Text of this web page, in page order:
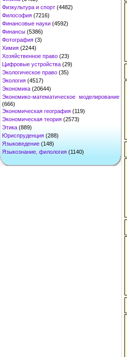
Физкультура и спорт (4482)
Философия (7216)
Финансовые науки (4592)
Финансы (5386)
Фотография (3)
Химия (2244)
Хозяйственное право (23)
Цифровые устройства (29)
Экологическое право (35)
Экология (4517)
Экономика (20644)
Экономико-математическое моделирование
(666)
Экономическая география (119)
Экономическая теория (2573)
Этика (889)
Юриспруденция (288)
Языковедение (148)
Языкознание, филология (1140)